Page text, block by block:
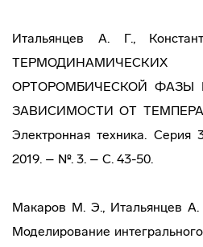
Итальянцев А. Г.,
ОРТОРОМБИЧЕСКОЙ ФАЗЫ
ЗАВИСИМОСТИ ОТ
Электронная техника. Серия
2019. – №. 3. – С. 43-50.
Макаров М. Э., Итальянцев
Моделирование